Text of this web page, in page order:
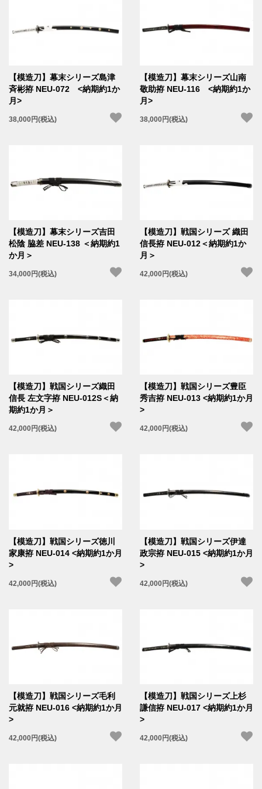
【模造刀】幕末シリーズ島津
斉彬拵 NEU-072 <納期約1か
月>
38,000円(税込)
【模造刀】幕末シリーズ山南
敬助拵 NEU-116 <納期約1か
月>
38,000円(税込)
【模造刀】幕末シリーズ吉田
松陰 脇差 NEU-138 ＜納期約1
か月＞
34,000円(税込)
【模造刀】戦国シリーズ 織田
信長拵 NEU-012＜納期約1か
月＞
42,000円(税込)
【模造刀】戦国シリーズ織田
信長 左文字拵 NEU-012S＜納
期約1か月＞
42,000円(税込)
【模造刀】戦国シリーズ豊臣
秀吉拵 NEU-013 <納期約1か月
>
42,000円(税込)
【模造刀】戦国シリーズ徳川
家康拵 NEU-014 <納期約1か月
>
42,000円(税込)
【模造刀】戦国シリーズ伊達
政宗拵 NEU-015 <納期約1か月
>
42,000円(税込)
【模造刀】戦国シリーズ毛利
元就拵 NEU-016 <納期約1か月
>
42,000円(税込)
【模造刀】戦国シリーズ上杉
謙信拵 NEU-017 <納期約1か月
>
42,000円(税込)